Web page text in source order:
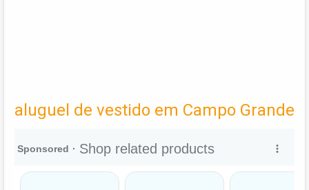
aluguel de vestido em Campo Grande